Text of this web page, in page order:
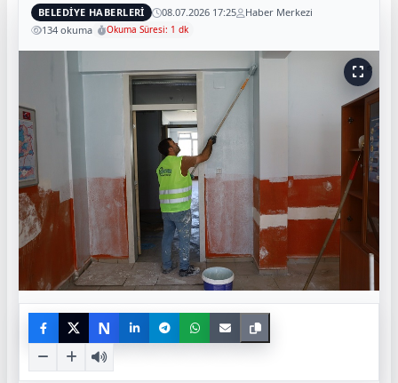
BELEDİYE HABERLERİ 08.07.2026 17:25
Haber Merkezi
134 okuma
Okuma Süresi: 1 dk
N